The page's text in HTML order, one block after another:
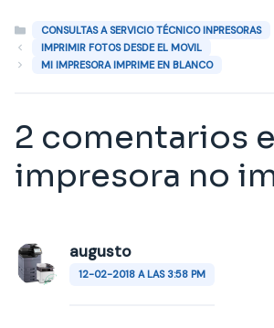
Categorías
CONSULTAS A SERVICIO TÉCNICO INPRESORAS
IMPRIMIR FOTOS DESDE EL MOVIL
MI IMPRESORA IMPRIME EN BLANCO
2 comentarios
impresora no
augusto
12-02-2018 A LAS 3:58 PM